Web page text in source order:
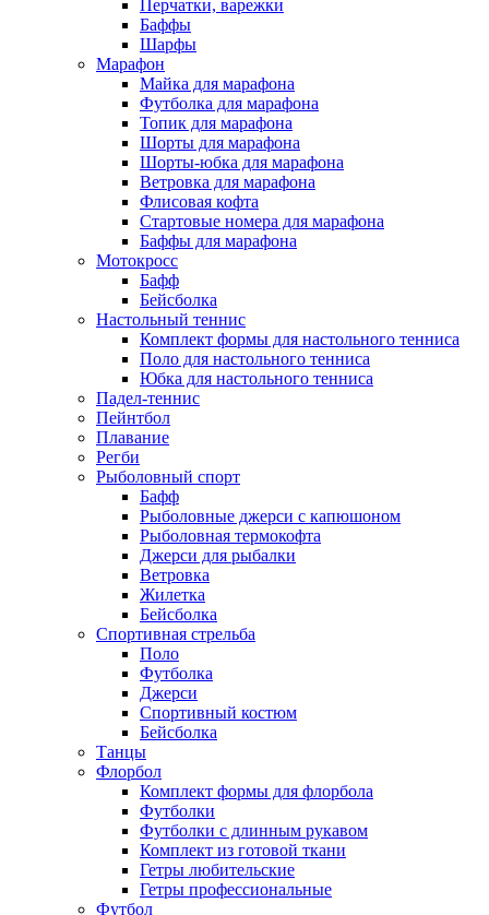
Перчатки, варежки
Баффы
Шарфы
Марафон
Майка для марафона
Футболка для марафона
Топик для марафона
Шорты для марафона
Шорты-юбка для марафона
Ветровка для марафона
Флисовая кофта
Стартовые номера для марафона
Баффы для марафона
Мотокросс
Бафф
Бейсболка
Настольный теннис
Комплект формы для настольного тенниса
Поло для настольного тенниса
Юбка для настольного тенниса
Падел-теннис
Пейнтбол
Плавание
Регби
Рыболовный спорт
Бафф
Рыболовные джерси с капюшоном
Рыболовная термокофта
Джерси для рыбалки
Ветровка
Жилетка
Бейсболка
Спортивная стрельба
Поло
Футболка
Джерси
Спортивный костюм
Бейсболка
Танцы
Флорбол
Комплект формы для флорбола
Футболки
Футболки с длинным рукавом
Комплект из готовой ткани
Гетры любительские
Гетры профессиональные
Футбол